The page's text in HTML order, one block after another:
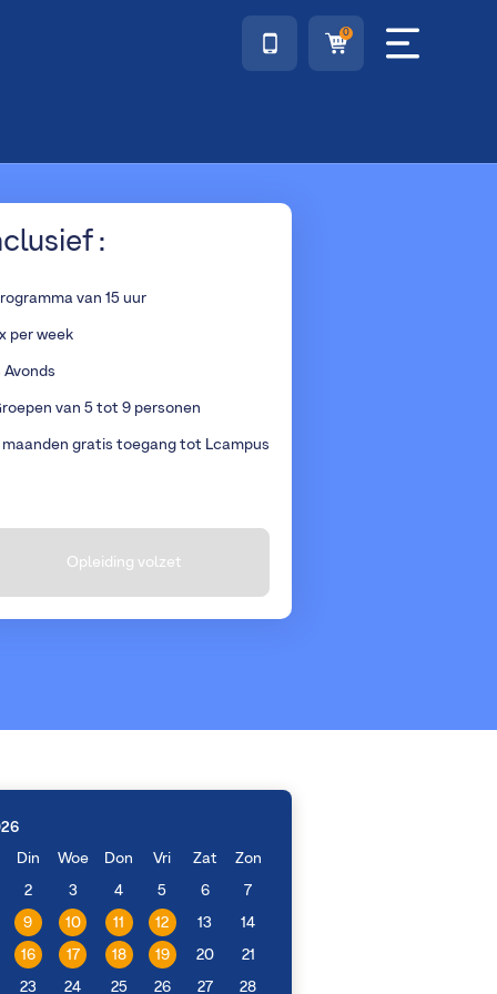
0
:
van 15 uur
per week
Avonds
van 5 tot 9 personen
maanden gratis toegang tot Lcampus
Opleiding volzet
Din
Woe Don Vri Zat Zon
2 3 4 5 6 7
9 10 11 12 13 14
16 17 18 19 20 21
23 24 25 26 27 28